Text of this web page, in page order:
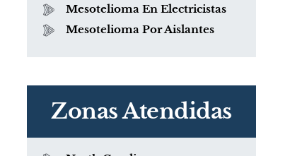
Mesotelioma En Electricistas
Mesotelioma Por Aislantes
Zonas Atendidas